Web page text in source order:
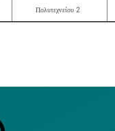
Πολυτεχνείου 2